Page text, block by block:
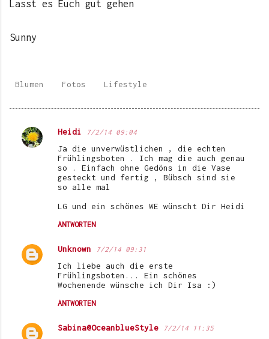
Lasst es Euch gut gehen
Sunny
Blumen Fotos Lifestyle
K
a
Heidi 7/2/14 09:04
Ja die unverwüstlichen , die echten
Frühlingsboten . Ich mag die auch genau
so . Einfach ohne Gedöns in die Vase
gesteckt und fertig , Bübsch sind sie
so alle mal
LG und ein schönes WE wünscht Dir Heidi
ANTWORTEN
Unknown 7/2/14 09:31
Ich liebe auch die erste
Frühlingsboten... Ein schönes
Wochenende wünsche ich Dir Isa :)
ANTWORTEN
Sabina@OceanblueStyle 7/2/14 11:35